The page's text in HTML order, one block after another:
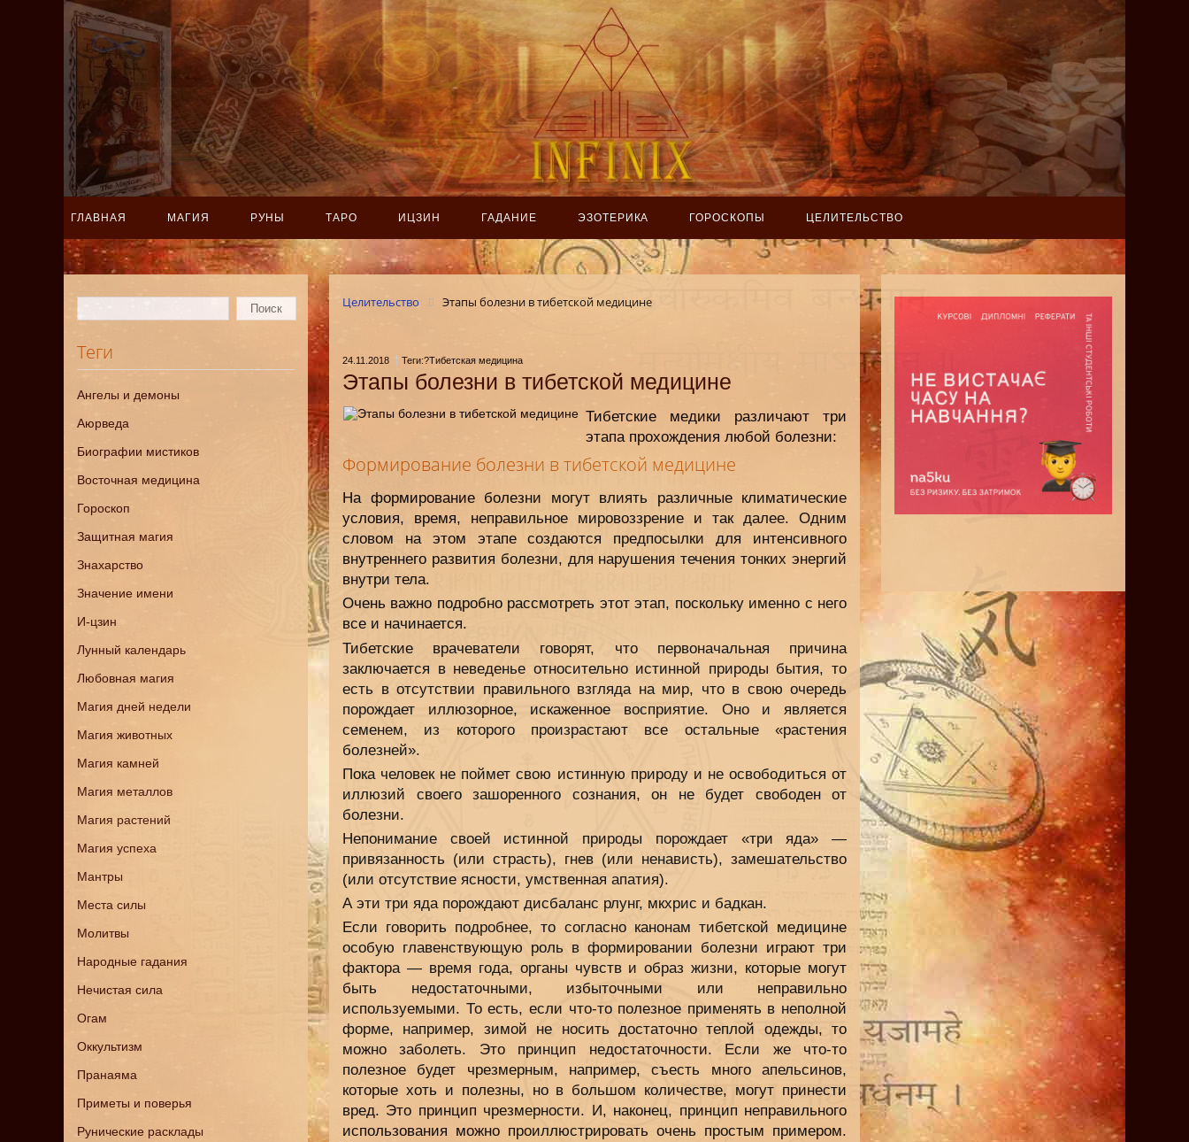
ГЛАВНАЯ МАГИЯ РУНЫ ТАРО ИЦЗИН ГАДАНИЕ ЭЗОТЕРИКА ГОРОСКОПЫ ЦЕЛИТЕЛЬСТВО
Теги
Ангелы и демоны
Аюрведа
Биографии мистиков
Восточная медицина
Гороскоп
Защитная магия
Знахарство
Значение имени
И-цзин
Лунный календарь
Любовная магия
Магия дней недели
Магия животных
Магия камней
Магия металлов
Магия растений
Магия успеха
Мантры
Места силы
Молитвы
Народные гадания
Нечистая сила
Огам
Оккультизм
Пранаяма
Приметы и поверья
Рунические расклады
Целительство Этапы болезни в тибетской медицине
24.11.2018 Теги:?Тибетская медицина
Этапы болезни в тибетской медицине
Тибетские медики различают три
этапа прохождения любой болезни:
Формирование болезни в тибетской медицине
На формирование болезни могут влиять различные климатические
условия, время, неправильное мировоззрение и так далее. Одним
словом на этом этапе создаются предпосылки для интенсивного
внутреннего развития болезни, для нарушения течения тонких энергий
внутри тела.
Очень важно подробно рассмотреть этот этап, поскольку именно с него
все и начинается.
Тибетские врачеватели говорят, что первоначальная причина
заключается в неведенье относительно истинной природы бытия, то
есть в отсутствии правильного взгляда на мир, что в свою очередь
порождает иллюзорное, искаженное восприятие. Оно и является
семенем, из которого произрастают все остальные «растения
болезней».
Пока человек не поймет свою истинную природу и не освободиться от
иллюзий своего зашоренного сознания, он не будет свободен от
болезни.
Непонимание своей истинной природы порождает «три яда» —
привязанность (или страсть), гнев (или ненависть), замешательство
(или отсутствие ясности, умственная апатия).
А эти три яда порождают дисбаланс рлунг, мкхрис и бадкан.
Если говорить подробнее, то согласно канонам тибетской медицине
особую главенствующую роль в формировании болезни играют три
фактора — время года, органы чувств и образ жизни, которые могут
быть недостаточными, избыточными или неправильно
используемыми. То есть, если что-то полезное применять в неполной
форме, например, зимой не носить достаточно теплой одежды, то
можно заболеть. Это принцип недостаточности. Если же что-то
полезное будет чрезмерным, например, съесть много апельсинов,
которые хоть и полезны, но в большом количестве, могут принести
вред. Это принцип чрезмерности. И, наконец, принцип неправильного
использования можно проиллюстрировать очень простым примером.